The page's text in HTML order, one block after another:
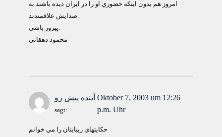
امروز هم بدون اينكه حضوري او را در ايران ديده باشند به
صدايش علاقمندند.
پيروز باشي.
محمود دهقاني
آينده پيش رو
sagt:
Oktober 7, 2003 um 12:26
p.m. Uhr
حكايتهاي زيبايتان را مي خوانم